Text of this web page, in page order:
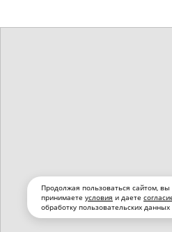
Продолжая пользоваться сайтом, вы
принимаете условия и даете
обработку пользовательских данных